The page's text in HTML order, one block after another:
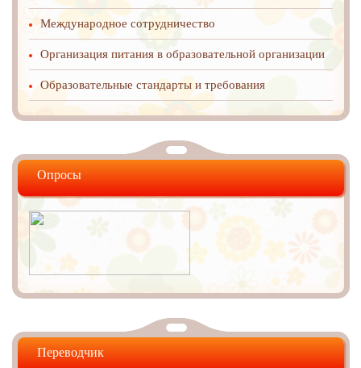
Международное cотрудничество
Организация питания в образовательной организации
Образовательные стандарты и требования
Опросы
Переводчик